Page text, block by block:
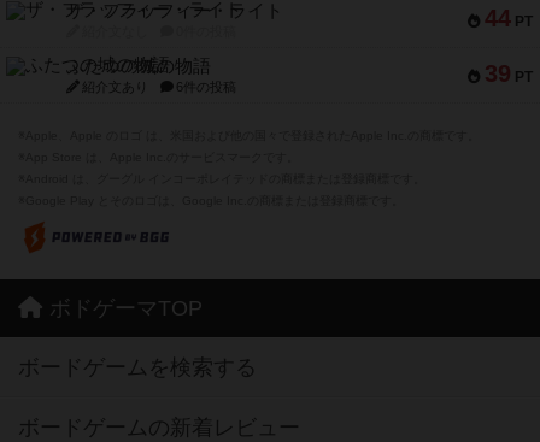
44 PT
ザ・フラッフィー・ライト
39 PT
ふたつの城の物語
紹介文あり 6件の投稿
ボドゲーマTOP
ボードゲームを検索する
ボードゲームの新着レビュー